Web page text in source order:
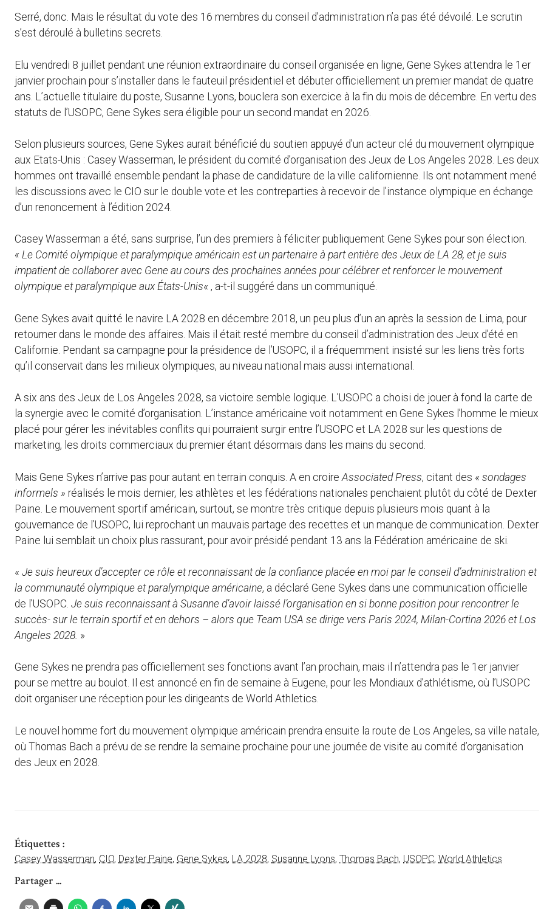
Serré, donc. Mais le résultat du vote des 16 membres du conseil d’administration n’a pas été dévoilé. Le scrutin
s’est déroulé à bulletins secrets.
Elu vendredi 8 juillet pendant une réunion extraordinaire du conseil organisée en ligne, Gene Sykes attendra le 1er
janvier prochain pour s’installer dans le fauteuil présidentiel et débuter officiellement un premier mandat de quatre
ans. L’actuelle titulaire du poste, Susanne Lyons, bouclera son exercice à la fin du mois de décembre. En vertu des
statuts de l’USOPC, Gene Sykes sera éligible pour un second mandat en 2026.
Selon plusieurs sources, Gene Sykes aurait bénéficié du soutien appuyé d’un acteur clé du mouvement olympique
aux Etats-Unis : Casey Wasserman, le président du comité d’organisation des Jeux de Los Angeles 2028. Les deux
hommes ont travaillé ensemble pendant la phase de candidature de la ville californienne. Ils ont notamment mené
les discussions avec le CIO sur le double vote et les contreparties à recevoir de l’instance olympique en échange
d’un renoncement à l’édition 2024.
Casey Wasserman a été, sans surprise, l’un des premiers à féliciter publiquement Gene Sykes pour son élection.
« Le Comité olympique et paralympique américain est un partenaire à part entière des Jeux de LA 28, et je suis
impatient de collaborer avec Gene au cours des prochaines années pour célébrer et renforcer le mouvement
olympique et paralympique aux États-Unis« , a-t-il suggéré dans un communiqué.
Gene Sykes avait quitté le navire LA 2028 en décembre 2018, un peu plus d’un an après la session de Lima, pour
retourner dans le monde des affaires. Mais il était resté membre du conseil d’administration des Jeux d’été en
Californie. Pendant sa campagne pour la présidence de l’USOPC, il a fréquemment insisté sur les liens très forts
qu’il conservait dans les milieux olympiques, au niveau national mais aussi international.
A six ans des Jeux de Los Angeles 2028, sa victoire semble logique. L’USOPC a choisi de jouer à fond la carte de
la synergie avec le comité d’organisation. L’instance américaine voit notamment en Gene Sykes l’homme le mieux
placé pour gérer les inévitables conflits qui pourraient surgir entre l’USOPC et LA 2028 sur les questions de
marketing, les droits commerciaux du premier étant désormais dans les mains du second.
Mais Gene Sykes n’arrive pas pour autant en terrain conquis. A en croire Associated Press, citant des « sondages
informels » réalisés le mois dernier, les athlètes et les fédérations nationales penchaient plutôt du côté de Dexter
Paine. Le mouvement sportif américain, surtout, se montre très critique depuis plusieurs mois quant à la
gouvernance de l’USOPC, lui reprochant un mauvais partage des recettes et un manque de communication. Dexter
Paine lui semblait un choix plus rassurant, pour avoir présidé pendant 13 ans la Fédération américaine de ski.
« Je suis heureux d’accepter ce rôle et reconnaissant de la confiance placée en moi par le conseil d’administration et
la communauté olympique et paralympique américaine, a déclaré Gene Sykes dans une communication officielle
de l’USOPC. Je suis reconnaissant à Susanne d’avoir laissé l’organisation en si bonne position pour rencontrer le
succès- sur le terrain sportif et en dehors – alors que Team USA se dirige vers Paris 2024, Milan-Cortina 2026 et Los
Angeles 2028. »
Gene Sykes ne prendra pas officiellement ses fonctions avant l’an prochain, mais il n’attendra pas le 1er janvier
pour se mettre au boulot. Il est annoncé en fin de semaine à Eugene, pour les Mondiaux d’athlétisme, où l’USOPC
doit organiser une réception pour les dirigeants de World Athletics.
Le nouvel homme fort du mouvement olympique américain prendra ensuite la route de Los Angeles, sa ville natale,
où Thomas Bach a prévu de se rendre la semaine prochaine pour une journée de visite au comité d’organisation
des Jeux en 2028.
Étiquettes :
Casey Wasserman, CIO, Dexter Paine, Gene Sykes, LA 2028, Susanne Lyons, Thomas Bach, USOPC, World Athletics
Partager ...